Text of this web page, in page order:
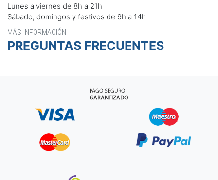
Lunes a viernes de 8h a 21h
Sábado, domingos y festivos de 9h a 14h
MÁS INFORMACIÓN
PREGUNTAS FRECUENTES